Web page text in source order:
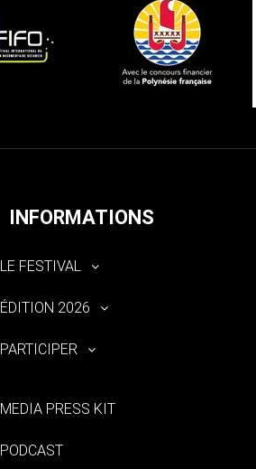
INFORMATIONS
LE FESTIVAL
ÉDITION 2026
PARTICIPER
MEDIA PRESS KIT
PODCAST